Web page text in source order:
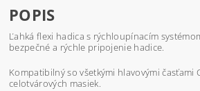
POPIS
Ľahká flexi hadica s rýchloupínacím
bezpečné a rýchle pripojenie hadice.
Kompatibilný so všetkými hlavovými časťami
celotvárových masiek.